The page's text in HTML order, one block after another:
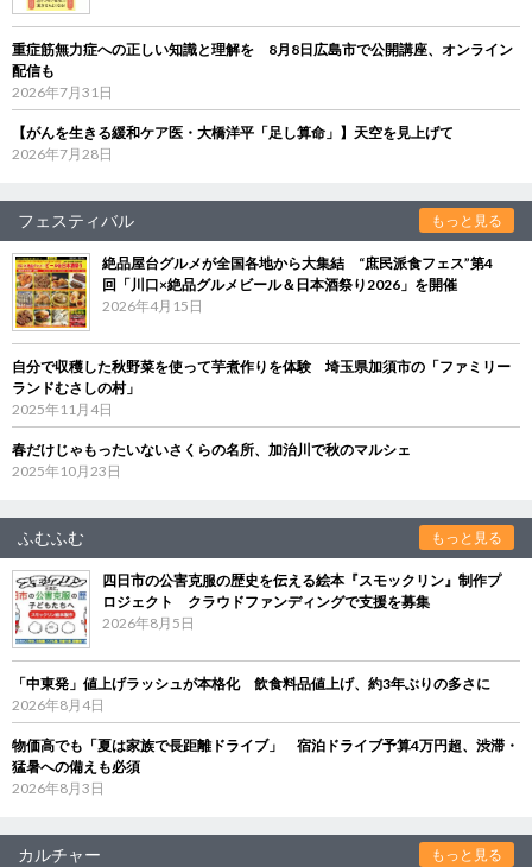
重症筋無力症への正しい知識と理解を 8月8日広島市で公開講座、オンライン
配信も
2026年7月31日
【がんを生きる緩和ケア医・大橋洋平「足し算命」】天空を見上げて
2026年7月28日
フェスティバル もっと見る
絶品屋台グルメが全国各地から大集結 “庶民派食フェス”第4
回「川口×絶品グルメビール＆日本酒祭り2026」を開催
2026年4月15日
自分で収穫した秋野菜を使って芋煮作りを体験 埼玉県加須市の「ファミリー
ランドむさしの村」
2025年11月4日
春だけじゃもったいないさくらの名所、加治川で秋のマルシェ
2025年10月23日
ふむふむ もっと見る
四日市の公害克服の歴史を伝える絵本『スモックリン』制作プ
ロジェクト クラウドファンディングで支援を募集
2026年8月5日
「中東発」値上げラッシュが本格化 飲食料品値上げ、約3年ぶりの多さに
2026年8月4日
物価高でも「夏は家族で長距離ドライブ」 宿泊ドライブ予算4万円超、渋滞・
猛暑への備えも必須
2026年8月3日
カルチャー もっと見る